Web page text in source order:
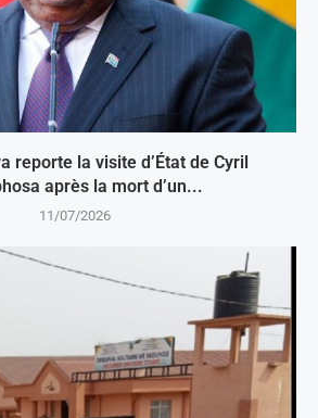
reporte la visite d’État de Cyril
après la mort d’un...
11/07/2026